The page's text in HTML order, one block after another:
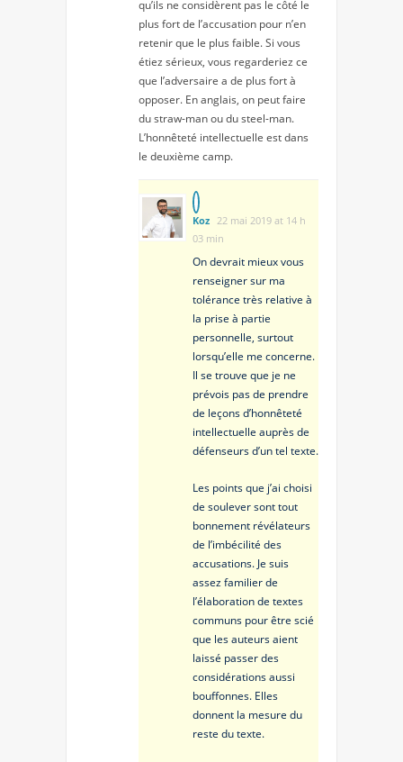
qu’ils ne considèrent pas le côté le
plus fort de l’accusation pour n’en
retenir que le plus faible. Si vous
étiez sérieux, vous regarderiez ce
que l’adversaire a de plus fort à
opposer. En anglais, on peut faire
du straw-man ou du steel-man.
L’honnêteté intellectuelle est dans
le deuxième camp.
Koz 22 mai 2019 at 14 h
03 min
On devrait mieux vous
renseigner sur ma
tolérance très relative à
la prise à partie
personnelle, surtout
lorsqu’elle me concerne.
Il se trouve que je ne
prévois pas de prendre
de leçons d’honnêteté
intellectuelle auprès de
défenseurs d’un tel texte.
Les points que j’ai choisi
de soulever sont tout
bonnement révélateurs
de l’imbécilité des
accusations. Je suis
assez familier de
l’élaboration de textes
communs pour être scié
que les auteurs aient
laissé passer des
considérations aussi
bouffonnes. Elles
donnent la mesure du
reste du texte.